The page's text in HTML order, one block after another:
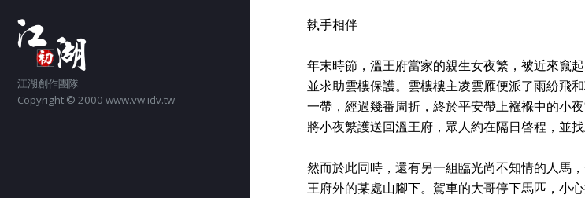
執手相伴
年末時節，溫王府當家的親生女夜繁，被近來竄
並求助雲樓保護。雲樓樓主凌雲雁便派了雨紛飛
一帶，經過幾番周折，終於平安帶上襁褓中的小
將小夜繁護送回溫王府，眾人約在隔日啓程，並找
然而於此同時，還有另一組臨光尚不知情的人馬
王府外的某處山腳下。駕車的大哥停下馬匹，小
江湖創作團隊
Copyright © 2000 www.vw.idv.tw